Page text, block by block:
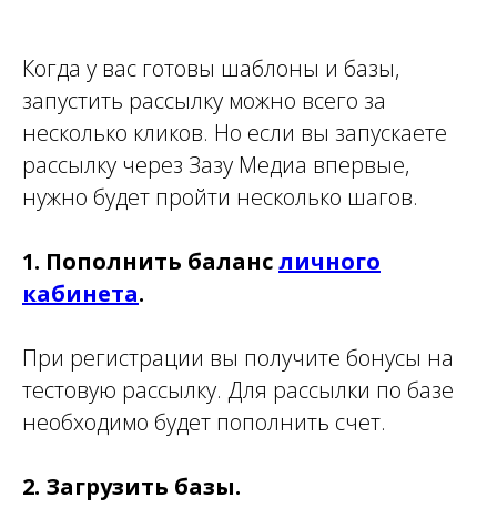
Когда у вас готовы шаблоны и базы,
запустить рассылку можно всего за
несколько кликов. Но если вы запускаете
рассылку через Зазу Медиа впервые,
нужно будет пройти несколько шагов.
1. Пополнить балансличного
кабинета.
При регистрации вы получите бонусы на
тестовую рассылку. Для рассылки по базе
необходимо будет пополнить счет.
2. Загрузить базы.